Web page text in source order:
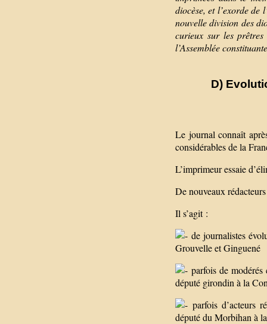
diocèse, et l’exorde
nouvelle division des
curieux sur les
l’Assemblée
D)
Le journal connaît
considérables de la
L’imprimeur essaie
De nouveaux
Il s’agit :
de journalistes
Grouvelle et Ginguené
parfois de
député girondin à la
parfois d’acteurs
député du Morbihan à